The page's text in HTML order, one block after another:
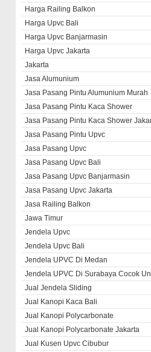
Harga Railing Balkon
Harga Upvc Bali
Harga Upvc Banjarmasin
Harga Upvc Jakarta
Jakarta
Jasa Alumunium
Jasa Pasang Pintu Alumunium Murah
Jasa Pasang Pintu Kaca Shower
Jasa Pasang Pintu Kaca Shower
Jasa Pasang Pintu Upvc
Jasa Pasang Upvc
Jasa Pasang Upvc Bali
Jasa Pasang Upvc Banjarmasin
Jasa Pasang Upvc Jakarta
Jasa Railing Balkon
Jawa Timur
Jendela Upvc
Jendela Upvc Bali
Jendela UPVC Di Medan
Jendela UPVC Di Surabaya Cocok
Jual Jendela Sliding
Jual Kanopi Kaca Bali
Jual Kanopi Polycarbonate
Jual Kanopi Polycarbonate Jakarta
Jual Kusen Upvc Cibubur